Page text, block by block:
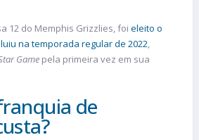
12 do Memphis Grizzlies, foi eleito o
na temporada regular de 2022,
Game pela primeira vez em sua
de